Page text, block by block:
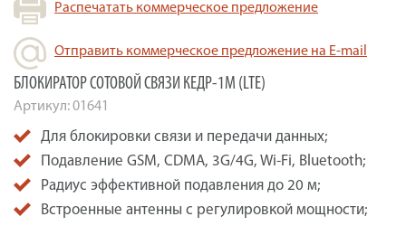
Распечатать коммерческое предложение
Отправить коммерческое предложение на E-mail
БЛОКИРАТОР СОТОВОЙ СВЯЗИ КЕДР-1М (LTE)
Артикул:01641
Для блокировки связи и передачи данных;
Подавление GSM, CDMA, 3G/4G, Wi-Fi, Bluetooth;
Радиус эффективной подавления до 20 м;
Встроенные антенны с регулировкой мощности;